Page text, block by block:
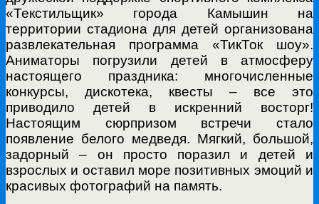
«Текстильщик» города Камышин на
территории стадиона для детей организована
развлекательная программа «ТикТок шоу».
Аниматоры погрузили детей в атмосферу
настоящего праздника: многочисленные
конкурсы, дискотека, квесты – все это
приводило детей в искренний восторг!
Настоящим сюрпризом встречи стало
появление белого медведя. Мягкий, большой,
задорный – он просто поразил и детей и
взрослых и оставил море позитивных эмоций и
красивых фотографий на память.